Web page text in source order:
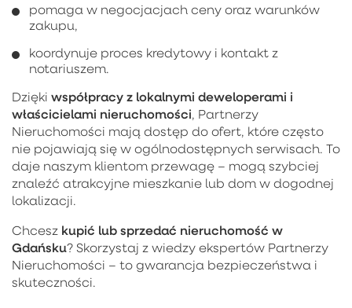
pomaga w negocjacjach ceny oraz warunków
zakupu,
koordynuje proces kredytowy i kontakt z
notariuszem.
Dzięki współpracy z lokalnymi deweloperami i
właścicielami nieruchomości, Partnerzy
Nieruchomości mają dostęp do ofert, które często
nie pojawiają się w ogólnodostępnych serwisach. To
daje naszym klientom przewagę – mogą szybciej
znaleźć atrakcyjne mieszkanie lub dom w dogodnej
lokalizacji.
Chcesz kupić lub sprzedać nieruchomość w
Gdańsku? Skorzystaj z wiedzy ekspertów Partnerzy
Nieruchomości – to gwarancja bezpieczeństwa i
skuteczności.